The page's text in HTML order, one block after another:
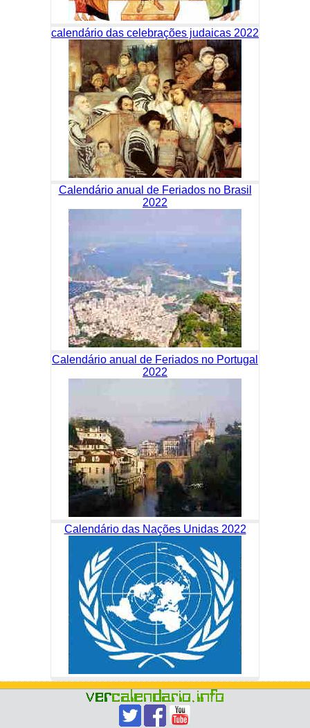
calendário das celebrações judaicas 2022
Calendário anual de Feriados no Brasil
2022
Calendário anual de Feriados no Portugal
2022
Calendário das Nações Unidas 2022